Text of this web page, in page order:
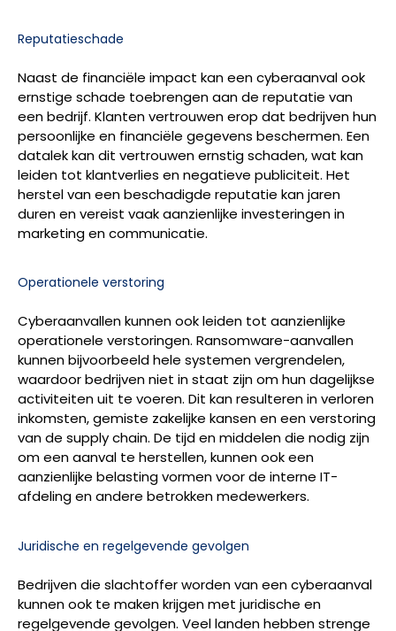
Reputatieschade
Naast de financiële impact kan een cyberaanval ook
ernstige schade toebrengen aan de reputatie van
een bedrijf. Klanten vertrouwen erop dat bedrijven hun
persoonlijke en financiële gegevens beschermen. Een
datalek kan dit vertrouwen ernstig schaden, wat kan
leiden tot klantverlies en negatieve publiciteit. Het
herstel van een beschadigde reputatie kan jaren
duren en vereist vaak aanzienlijke investeringen in
marketing en communicatie.
Operationele verstoring
Cyberaanvallen kunnen ook leiden tot aanzienlijke
operationele verstoringen. Ransomware-aanvallen
kunnen bijvoorbeeld hele systemen vergrendelen,
waardoor bedrijven niet in staat zijn om hun dagelijkse
activiteiten uit te voeren. Dit kan resulteren in verloren
inkomsten, gemiste zakelijke kansen en een verstoring
van de supply chain. De tijd en middelen die nodig zijn
om een aanval te herstellen, kunnen ook een
aanzienlijke belasting vormen voor de interne IT-
afdeling en andere betrokken medewerkers.
Juridische en regelgevende gevolgen
Bedrijven die slachtoffer worden van een cyberaanval
kunnen ook te maken krijgen met juridische en
regelgevende gevolgen. Veel landen hebben strenge